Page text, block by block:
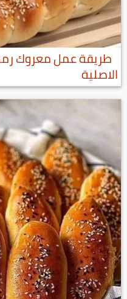
طريقة عمل معروك
الاصلية